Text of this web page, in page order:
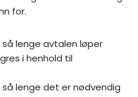
for.
lenge avtalen løper
i henhold til
så lenge det er nødvendig